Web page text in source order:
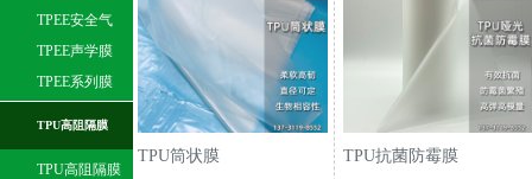
TPEE安全气
囊膜
TPEE声学膜
TPEE系列膜
TPU高阻隔膜
TPU高阻隔膜
TPU筒状膜 TPU抗菌防霉膜